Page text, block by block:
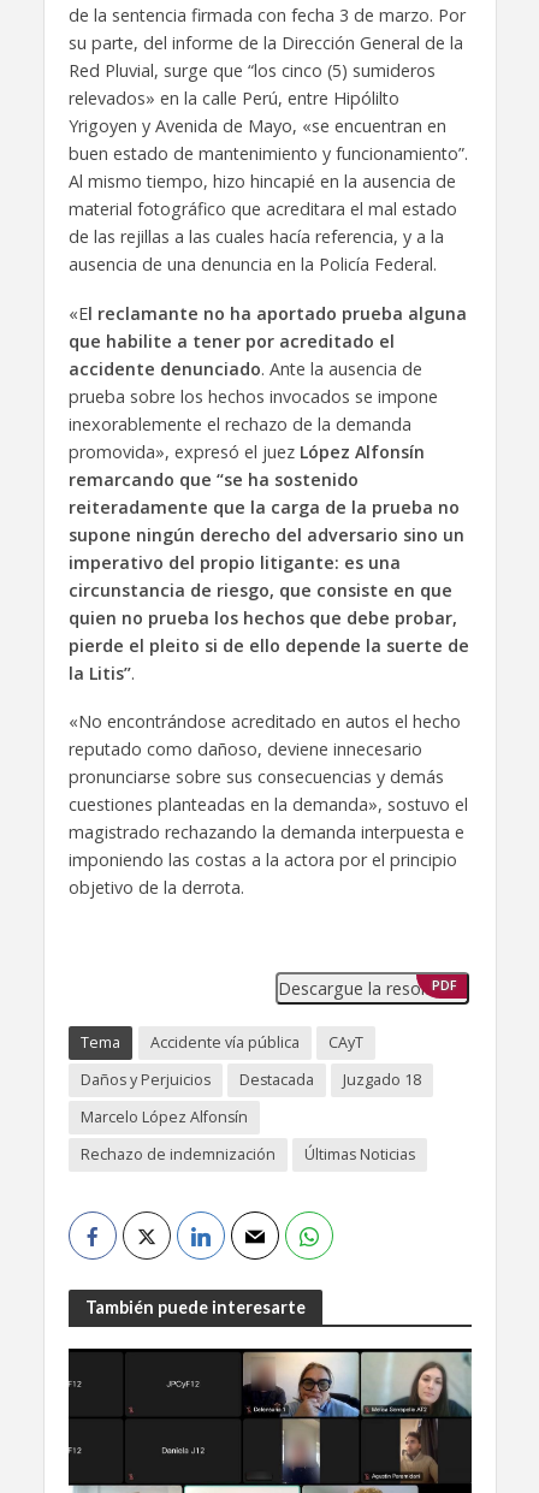
de la sentencia firmada con fecha 3 de marzo. Por
su parte, del informe de la Dirección General de la
Red Pluvial, surge que “los cinco (5) sumideros
relevados» en la calle Perú, entre Hipólilto
Yrigoyen y Avenida de Mayo, «se encuentran en
buen estado de mantenimiento y funcionamiento”.
Al mismo tiempo, hizo hincapié en la ausencia de
material fotográfico que acreditara el mal estado
de las rejillas a las cuales hacía referencia, y a la
ausencia de una denuncia en la Policía Federal.
«El reclamante no ha aportado prueba alguna
que habilite a tener por acreditado el
accidente denunciado. Ante la ausencia de
prueba sobre los hechos invocados se impone
inexorablemente el rechazo de la demanda
promovida», expresó el juez López Alfonsín
remarcando que “se ha sostenido
reiteradamente que la carga de la prueba no
supone ningún derecho del adversario sino un
imperativo del propio litigante: es una
circunstancia de riesgo, que consiste en que
quien no prueba los hechos que debe probar,
pierde el pleito si de ello depende la suerte de
la Litis”.
«No encontrándose acreditado en autos el hecho
reputado como dañoso, deviene innecesario
pronunciarse sobre sus consecuencias y demás
cuestiones planteadas en la demanda», sostuvo el
magistrado rechazando la demanda interpuesta e
imponiendo las costas a la actora por el principio
objetivo de la derrota.
Descargue la resolución
PDF
Tema Accidente vía pública
CAyT
Daños y Perjuicios
Destacada
Juzgado 18
Marcelo López Alfonsín
Rechazo de indemnización
Últimas Noticias
También puede interesarte